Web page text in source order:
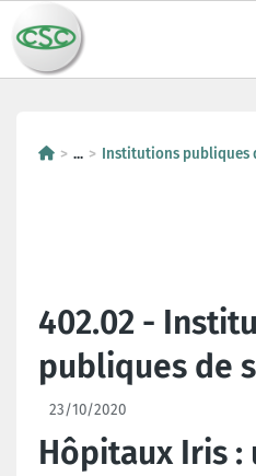
... Institutions publiques
402.02 -
publiques de
23/10/2020
Hôpitaux Iris :